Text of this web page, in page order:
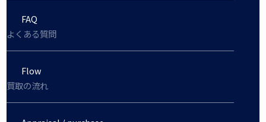
FAQ
よくある質問
Flow
買取の流れ